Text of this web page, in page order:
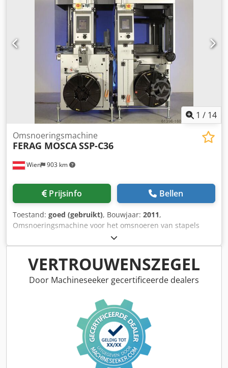
1 / 14
Wien 903 km
Omsnoeringsmachine
FERAG MOSCASSP-C36
Prijsinfo Bellen
Toestand: goed (gebruikt), Bouwjaar: 2011,
Omsnoeringsmachine voor het omsnoeren van stapels
bedrukte producten Crodpfxjtnilfs Anmjf
VERTROUWENSZEGEL
Door Machineseeker gecertificeerde dealers